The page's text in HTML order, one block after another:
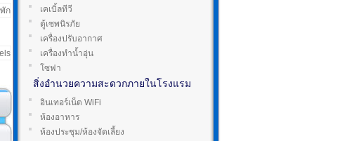
เคเบิ้ลทีวี
ตู้เซพนิรภัย
เครื่องปรับอากาศ
เครื่องทำน้ำอุ่น
โซฟา
สิ่งอำนวยความสะดวกภายในโรงแรม
อินเทอร์เน็ต WiFi
ห้องอาหาร
ห้องประชุม/ห้องจัดเลี้ยง